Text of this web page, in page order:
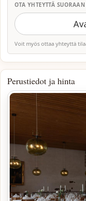
OTA YHTEYTTÄ SUORAAN
Voit myös ottaa yhteyttä
Perustiedot ja hinta